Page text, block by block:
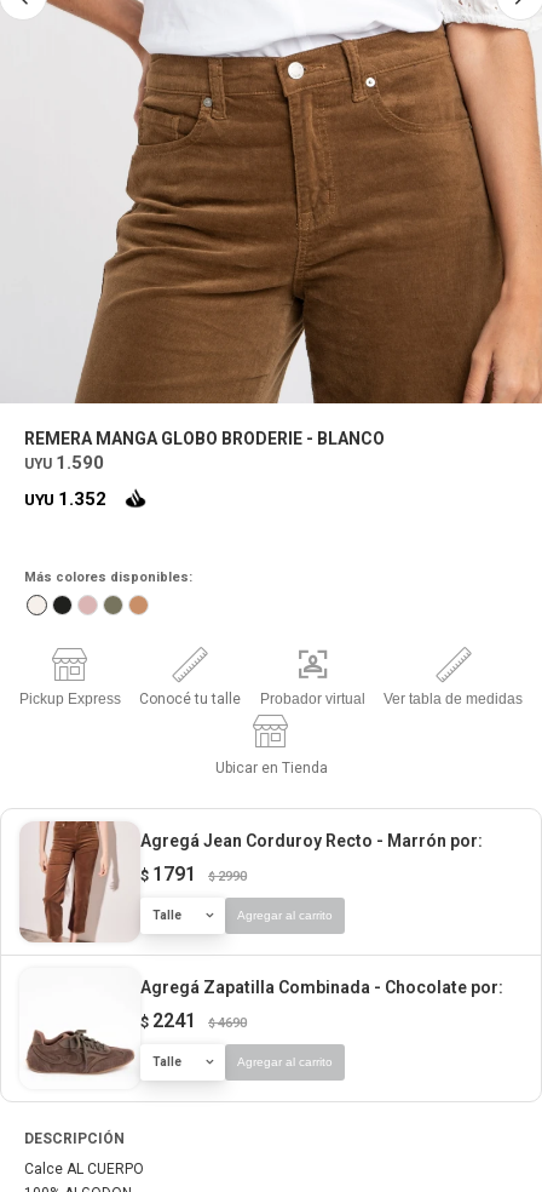
REMERA MANGA GLOBO BRODERIE - BLANCO
UYU 1.590
UYU 1.352
Más colores disponibles:
Pickup Express Conocé tu talle Probador virtual Ver tabla de medidas
Ubicar en Tienda
Agregá Jean Corduroy Recto - Marrón por:
$ 1791 $ 2990
Talle Agregar al carrito
Agregá Zapatilla Combinada - Chocolate por:
$ 2241 $ 4690
Talle Agregar al carrito
DESCRIPCIÓN
Calce AL CUERPO